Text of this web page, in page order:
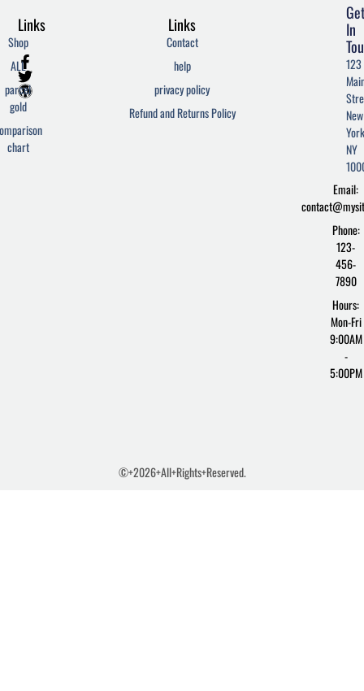
F
a
c
e
o
o
T
w
i
t
e
r
W
o
r
d
r
e
Links
Contact
help
privacy policy
Refund and Returns Policy
Links
Shop
ALL
parcel
gold
chart
In
123
New
NY
Email:
Phone:
123-
456-
7890
Hours:
Mon-Fri
9:00AM
-
5:00PM
©+2026+All+Rights+Reserved.